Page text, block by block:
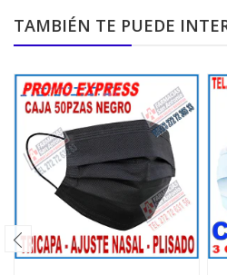
TAMBIÉN TE PUEDE